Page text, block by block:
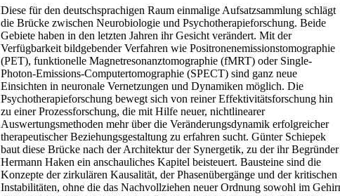
Diese für den deutschsprachigen Raum einmalige Aufsatzsammlung schlägt
die Brücke zwischen Neurobiologie und Psychotherapieforschung. Beide
Gebiete haben in den letzten Jahren ihr Gesicht verändert. Mit der
Verfügbarkeit bildgebender Verfahren wie Positronenemissionstomographie
(PET), funktionelle Magnetresonanztomographie (fMRT) oder Single-
Photon-Emissions-Computertomographie (SPECT) sind ganz neue
Einsichten in neuronale Vernetzungen und Dynamiken möglich. Die
Psychotherapieforschung bewegt sich von reiner Effektivitätsforschung hin
zu einer Prozessforschung, die mit Hilfe neuer, nichtlinearer
Auswertungsmethoden mehr über die Veränderungsdynamik erfolgreicher
therapeutischer Beziehungsgestaltung zu erfahren sucht. Günter Schiepek
baut diese Brücke nach der Architektur der Synergetik, zu der ihr Begründer
Hermann Haken ein anschauliches Kapitel beisteuert. Bausteine sind die
Konzepte der zirkulären Kausalität, der Phasenübergänge und der kritischen
Instabilitäten, ohne die das Nachvollziehen neuer Ordnung sowohl im